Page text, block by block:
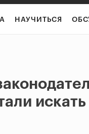
НАУЧИТЬСЯ